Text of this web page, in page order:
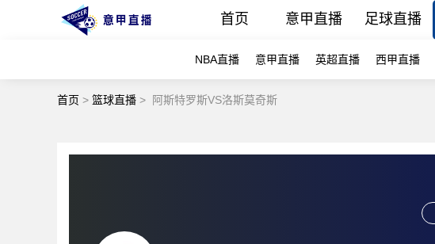
首页 意甲直播 足球直播
NBA直播 意甲直播 英超直播 西甲直播
首页 > 篮球直播 > 阿斯特罗斯VS洛斯莫奇斯